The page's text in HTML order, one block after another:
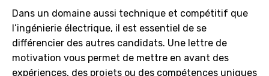
Dans un domaine aussi technique et compétitif que
l’ingénierie électrique, il est essentiel de se
différencier des autres candidats. Une lettre de
motivation vous permet de mettre en avant des
expériences, des projets ou des compétences uniques